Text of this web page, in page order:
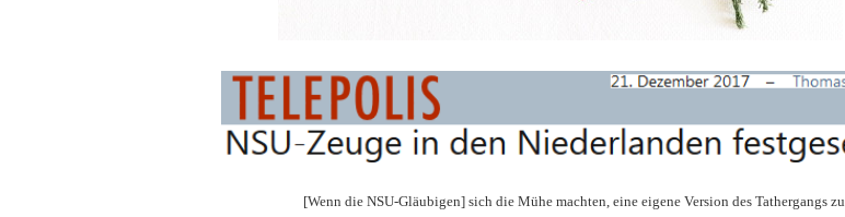
[Wenn die NSU-Gläubigen] sich die Mühe machten, eine eigene Version des Tathergangs zu